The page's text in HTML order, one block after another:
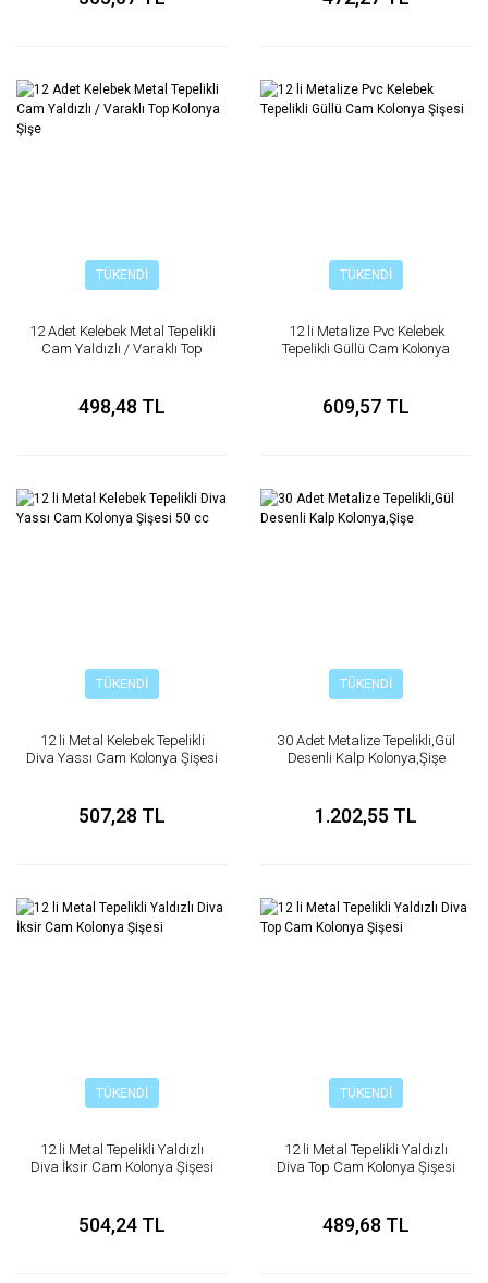
TÜKENDİ
12 Adet Kelebek Metal Tepelikli
Cam Yaldızlı / Varaklı Top
498,48 TL
TÜKENDİ
12 li Metalize Pvc Kelebek
Tepelikli Güllü Cam Kolonya
609,57 TL
TÜKENDİ
12 li Metal Kelebek Tepelikli
Diva Yassı Cam Kolonya Şişesi
507,28 TL
TÜKENDİ
30 Adet Metalize Tepelikli,Gül
Desenli Kalp Kolonya,Şişe
1.202,55 TL
TÜKENDİ
12 li Metal Tepelikli Yaldızlı
Diva İksir Cam Kolonya Şişesi
504,24 TL
TÜKENDİ
12 li Metal Tepelikli Yaldızlı
Diva Top Cam Kolonya Şişesi
489,68 TL